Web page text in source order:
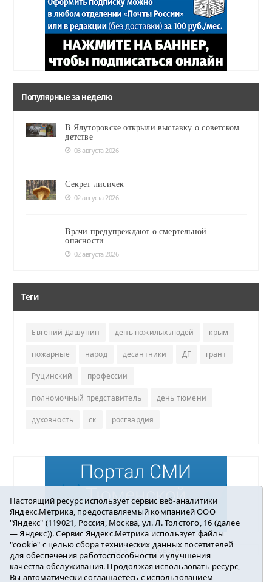
Популярные за неделю
В Ялуторовске открыли выставку о советском
детстве
03 августа 2026
Секрет лисичек
02 августа 2026
Врачи предупреждают о смертельной
опасности
02 августа 2026
Теги
Евгений Дашунин день пожилых людей крым
пожарные народ десантники ДГ грант
Руцинский профессии
полномочный представитель день тюмени
духовность ск росгвардия
Погода в Ялуторовске
Настоящий ресурс использует сервис веб-аналитики
Яндекс.Метрика, предоставляемый компанией ООО
"Яндекс" (119021, Россия, Москва, ул. Л. Толстого, 16 (далее
— Яндекс)). Сервис Яндекс.Метрика использует файлы
"cookie" с целью сбора технических данных посетителей
для обеспечения работоспособности и улучшения
качества обслуживания. Продолжая использовать ресурс,
Вы автоматически соглашаетесь с использованием